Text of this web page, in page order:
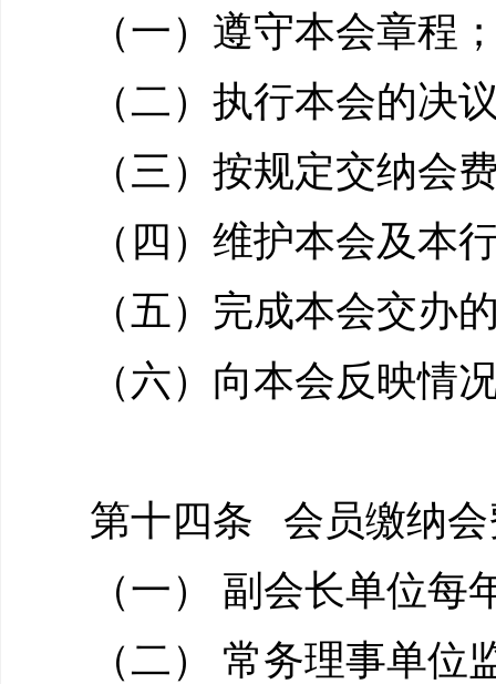
（一）遵守本会章程
（二）执行本会的决
（三）按规定交纳会
（四）维护本会及本
（五）完成本会交办
（六）向本会反映情
第十四条 会员缴纳会
（一） 副会长单位每
（二） 常务理事单